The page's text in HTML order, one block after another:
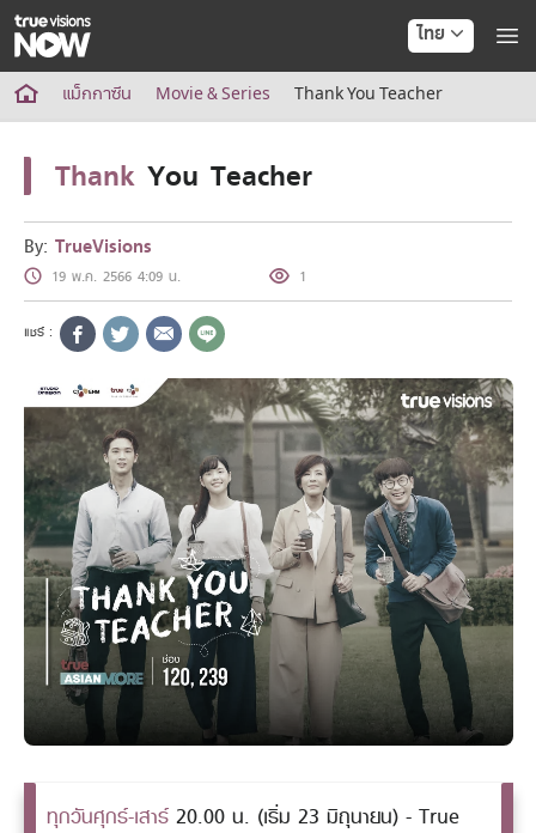
ไทย
True AF2026
แพ็กเกจ
NOW SPORTS
NOW Muay Thai
แพ็กเกจทรูวิชันส์นาวทั้งหมด
เคเบิลและจานดาวเทียม
สิทธิพิเศษ
สิทธิพิเศษลูกค้าทรูวิชั่นส์
HoReCa
แพ็กเกจสำหรับผู้ประกอบการ
หาร้านร่วมรายการ
FAQs
แม็กกาซีน Movie & Series Thank You Teacher
Thank You Teacher
By: TrueVisions
19 พ.ค. 2566 4:09 น. 1
ทุกวันศุกร์-เสาร์ 20.00 น. (เริ่ม 23 มิถุนายน) - True